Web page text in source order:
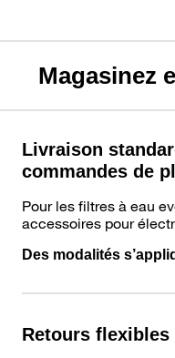
Magasinez
Livraison
commandes de
Pour les filtres à eau
accessoires pour
Des modalités
Retours